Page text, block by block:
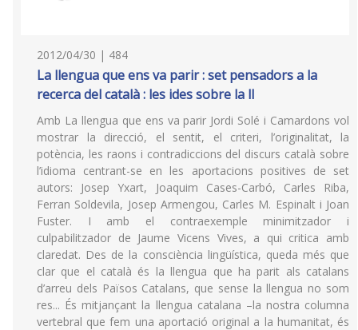
2012/04/30 | 484
La llengua que ens va parir : set pensadors a la
recerca del català : les ides sobre la ll
Amb La llengua que ens va parir Jordi Solé i Camardons vol
mostrar la direcció, el sentit, el criteri, l’originalitat, la
potència, les raons i contradiccions del discurs català sobre
l’idioma centrant-se en les aportacions positives de set
autors: Josep Yxart, Joaquim Cases-Carbó, Carles Riba,
Ferran Soldevila, Josep Armengou, Carles M. Espinalt i Joan
Fuster. I amb el contraexemple minimitzador i
culpabilitzador de Jaume Vicens Vives, a qui critica amb
claredat. Des de la consciència lingüística, queda més que
clar que el català és la llengua que ha parit als catalans
d’arreu dels Països Catalans, que sense la llengua no som
res... És mitjançant la llengua catalana –la nostra columna
vertebral que fem una aportació original a la humanitat, és